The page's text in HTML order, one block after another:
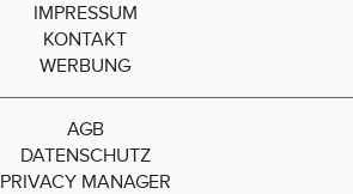
IMPRESSUM
KONTAKT
WERBUNG
AGB
DATENSCHUTZ
PRIVACY MANAGER